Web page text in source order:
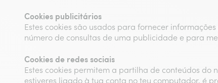
Cookies publicitários
Estes cookies são usados para fornecer
número de consultas de uma publicidade e para
Cookies de redes sociais
Estes cookies permitem a partilha de conteúdos do
estiveres ligado à tua conta no teu computador, é